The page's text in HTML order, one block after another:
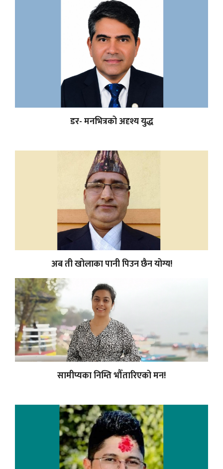
डर- मनभित्रको अदृश्य युद्ध
अब ती खोलाका पानी पिउन छैन योग्य!
सामीप्यका निम्ति भौँतारिएको मन!